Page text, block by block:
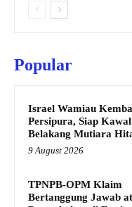
Popular
Israel Wamiau
Persipura, Siap
Belakang Mutiara
9 August 2026
TPNPB-OPM Klaim
Bertanggung Jawab